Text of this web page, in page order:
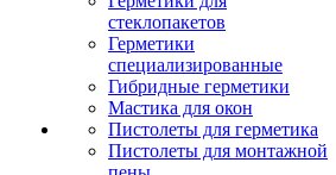
стеклопакетов
Герметики
специализированные
Гибридные герметики
Мастика для окон
Пистолеты для герметика
Пистолеты для монтажной